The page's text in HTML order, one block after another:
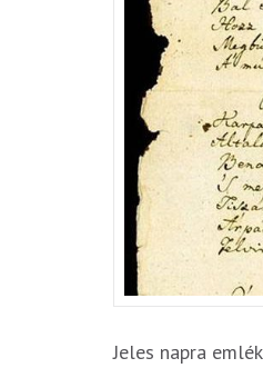
Jeles napra